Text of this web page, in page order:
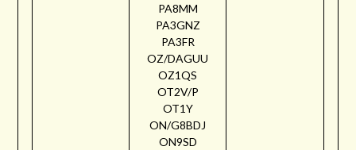
PA8MM
PA3GNZ
PA3FR
OZ/DAGUU
OZ1QS
OT2V/P
OT1Y
ON/G8BDJ
ON9SD